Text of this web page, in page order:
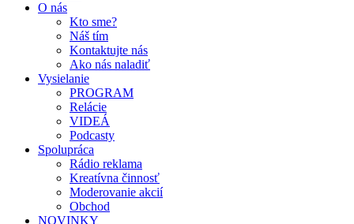
O nás
Kto sme?
Náš tím
Kontaktujte nás
Ako nás naladiť
Vysielanie
PROGRAM
Relácie
VIDEÁ
Podcasty
Spolupráca
Rádio reklama
Kreatívna činnosť
Moderovanie akcií
Obchod
NOVINKY